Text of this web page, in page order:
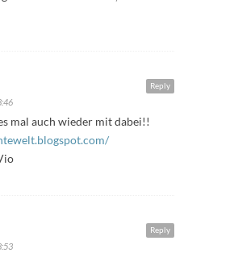
Reply
mal auch wieder mit dabei!!
Reply